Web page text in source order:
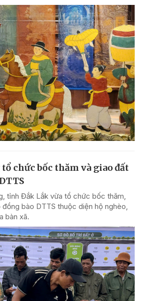
chức bốc thăm và giao đất
tỉnh Đắk Lắk vừa tổ chức bốc thăm,
bào DTTS thuộc diện hộ nghèo,
bàn xã.